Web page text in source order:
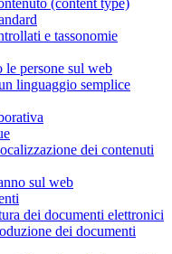
e tassonomie
le persone sul web
linguaggio semplice
dei contenuti
sul web
dei documenti elettronici
dei documenti